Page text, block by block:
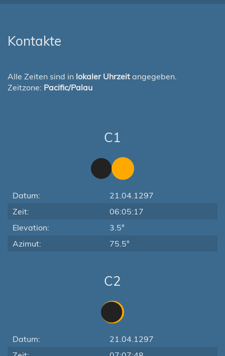
Kontakte
Alle Zeiten sind in lokaler Uhrzeit angegeben.
Zeitzone: Pacific/Palau
C1
Datum:
21.04.1297
Zeit:
06:05:17
Elevation:
3.5°
Azimut:
75.5°
C2
Datum:
21.04.1297